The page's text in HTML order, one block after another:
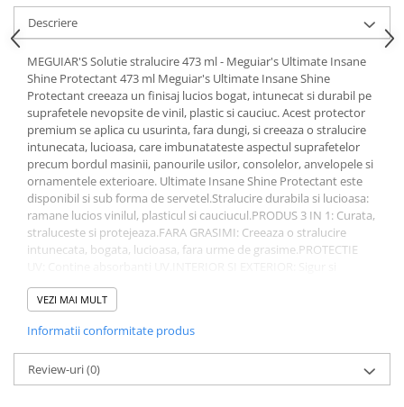
Descriere
MEGUIAR'S Solutie stralucire 473 ml - Meguiar's Ultimate Insane
Shine Protectant 473 ml Meguiar's Ultimate Insane Shine
Protectant creeaza un finisaj lucios bogat, intunecat si durabil pe
suprafetele nevopsite de vinil, plastic si cauciuc. Acest protector
premium se aplica cu usurinta, fara dungi, si creeaza o stralucire
intunecata, lucioasa, care imbunatateste aspectul suprafetelor
precum bordul masinii, panourile usilor, consolelor, anvelopele si
ornamentele exterioare. Ultimate Insane Shine Protectant este
disponibil si sub forma de servetel.Stralucire durabila si lucioasa:
ramane lucios vinilul, plasticul si cauciucul.PRODUS 3 IN 1: Curata,
straluceste si protejeaza.FARA GRASIMI: Creeaza o stralucire
intunecata, bogata, lucioasa, fara urme de grasime.PROTECTIE
eficient pe vinil, cauciuc si plastic pentru interior si exterior.
VEZI MAI MULT
Informatii conformitate produs
Review-uri(0)